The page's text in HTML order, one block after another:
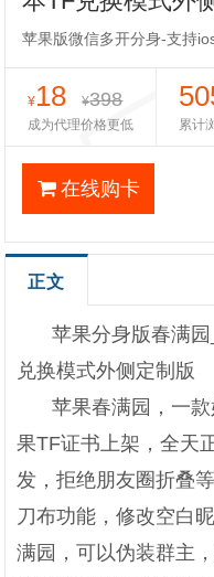
苹果版微信多开分身-支持
¥18 ¥398
成为代理价格更低 累计
在线购卡
正文
苹果分身版春满
兑换模式外侧定制版
苹果春满园，一
果TF证书上架，全天
发，拒绝朋友圈折叠
刀布功能，修改空白
满园，可以伪装群主